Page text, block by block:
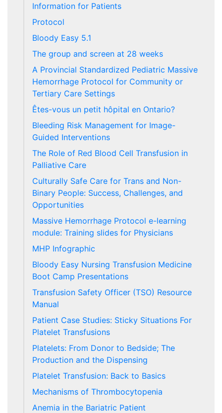
Information for Patients
Protocol
Bloody Easy 5.1
The group and screen at 28 weeks
A Provincial Standardized Pediatric Massive
Hemorrhage Protocol for Community or
Tertiary Care Settings
Êtes-vous un petit hôpital en Ontario?
Bleeding Risk Management for Image-
Guided Interventions
The Role of Red Blood Cell Transfusion in
Palliative Care
Culturally Safe Care for Trans and Non-
Binary People: Success, Challenges, and
Opportunities
Massive Hemorrhage Protocol e-learning
module: Training slides for Physicians
MHP Infographic
Bloody Easy Nursing Transfusion Medicine
Boot Camp Presentations
Transfusion Safety Officer (TSO) Resource
Manual
Patient Case Studies: Sticky Situations For
Platelet Transfusions
Platelets: From Donor to Bedside; The
Production and the Dispensing
Platelet Transfusion: Back to Basics
Mechanisms of Thrombocytopenia
Anemia in the Bariatric Patient